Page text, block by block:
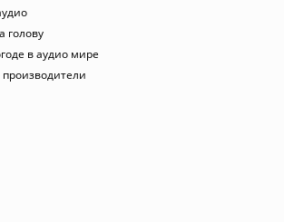
голову
в аудио мире
производители